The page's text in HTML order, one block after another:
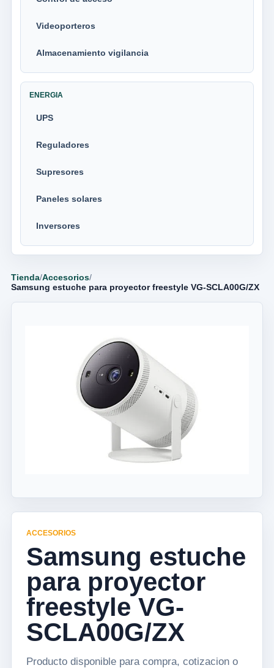
Videoporteros
Almacenamiento vigilancia
ENERGIA
UPS
Reguladores
Supresores
Paneles solares
Inversores
Tienda/Accesorios/
Samsung estuche para proyector freestyle VG-SCLA00G/ZX
ACCESORIOS
Samsung estuche
para proyector
freestyle VG-
SCLA00G/ZX
Producto disponible para compra, cotizacion o